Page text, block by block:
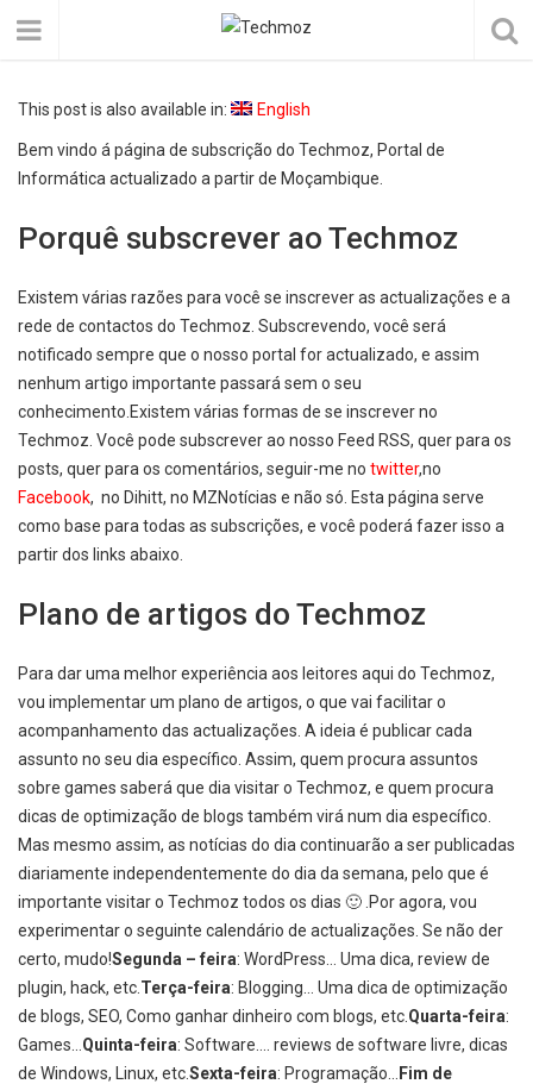
This post is also available in: English
Bem vindo á página de subscrição do Techmoz, Portal de
Informática actualizado a partir de Moçambique.
Porquê subscrever ao Techmoz
Existem várias razões para você se inscrever as actualizações e a
rede de contactos do Techmoz. Subscrevendo, você será
notificado sempre que o nosso portal for actualizado, e assim
nenhum artigo importante passará sem o seu
conhecimento.Existem várias formas de se inscrever no
Techmoz. Você pode subscrever ao nosso Feed RSS, quer para os
posts, quer para os comentários, seguir-me no twitter,no
Facebook, no Dihitt, no MZNotícias e não só. Esta página serve
como base para todas as subscrições, e você poderá fazer isso a
partir dos links abaixo.
Plano de artigos do Techmoz
Para dar uma melhor experiência aos leitores aqui do Techmoz,
vou implementar um plano de artigos, o que vai facilitar o
acompanhamento das actualizações. A ideia é publicar cada
assunto no seu dia específico. Assim, quem procura assuntos
sobre games saberá que dia visitar o Techmoz, e quem procura
dicas de optimização de blogs também virá num dia específico.
Mas mesmo assim, as notícias do dia continuarão a ser publicadas
diariamente independentemente do dia da semana, pelo que é
importante visitar o Techmoz todos os dias 🙂 .Por agora, vou
experimentar o seguinte calendário de actualizações. Se não der
certo, mudo!Segunda – feira: WordPress… Uma dica, review de
plugin, hack, etc. Terça-feira: Blogging… Uma dica de optimização
de blogs, SEO, Como ganhar dinheiro com blogs, etc. Quarta-feira:
Games… Quinta-feira: Software…. reviews de software livre, dicas
de Windows, Linux, etc.Sexta-feira: Programação…
Fim de